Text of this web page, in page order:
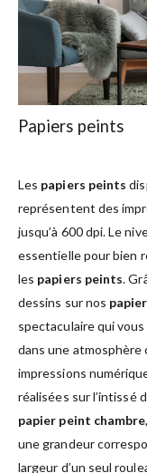
Papiers peints
Les papiers peints
représentent des
jusqu’à 600 dpi. Le
essentielle pour bien
les papiers peints.
dessins sur nos
spectaculaire qui
dans une atmosphère
impressions
réalisées sur l’intissé
papier peint chambre
une grandeur
largeur d’un seul